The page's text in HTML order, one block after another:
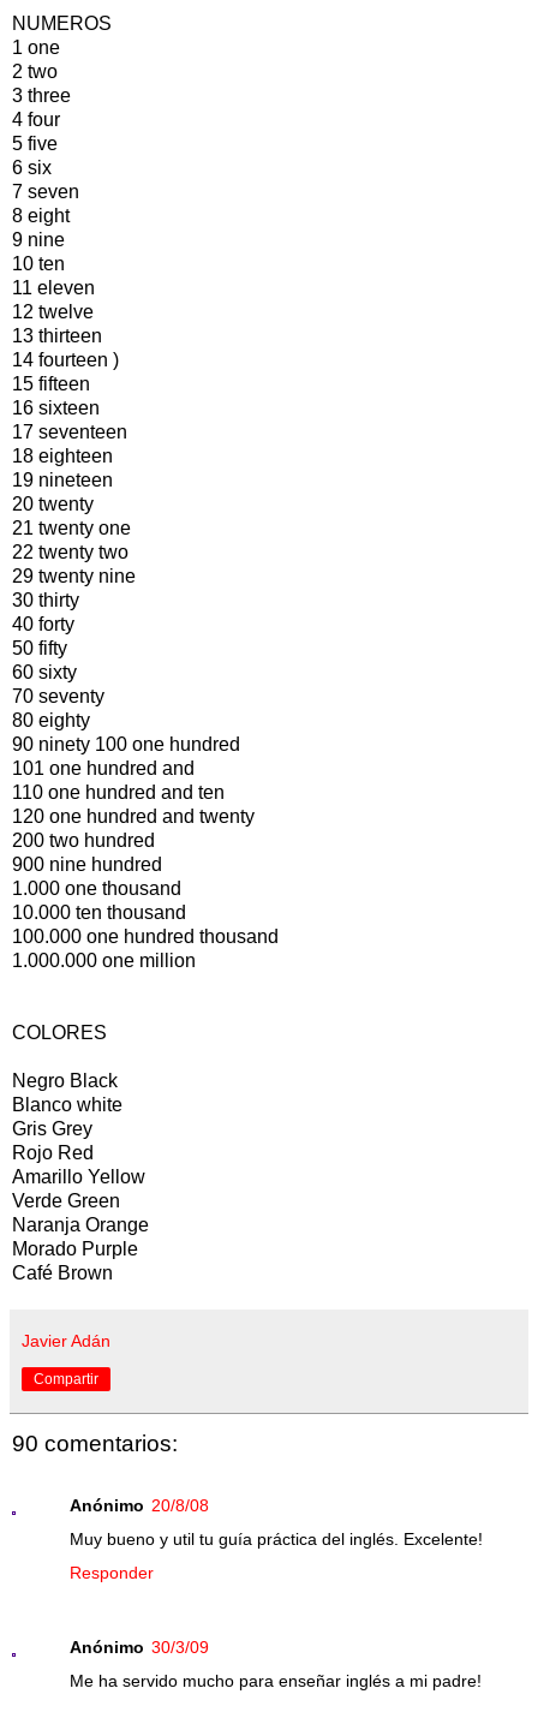
NUMEROS
1 one
2 two
3 three
4 four
5 five
6 six
7 seven
8 eight
9 nine
10 ten
11 eleven
12 twelve
13 thirteen
14 fourteen )
15 fifteen
16 sixteen
17 seventeen
18 eighteen
19 nineteen
20 twenty
21 twenty one
22 twenty two
29 twenty nine
30 thirty
40 forty
50 fifty
60 sixty
70 seventy
80 eighty
90 ninety 100 one hundred
101 one hundred and
110 one hundred and ten
120 one hundred and twenty
200 two hundred
900 nine hundred
1.000 one thousand
10.000 ten thousand
100.000 one hundred thousand
1.000.000 one million
COLORES
Negro Black
Blanco white
Gris Grey
Rojo Red
Amarillo Yellow
Verde Green
Naranja Orange
Morado Purple
Café Brown
Javier Adán
Compartir
90 comentarios:
Anónimo 20/8/08
Muy bueno y util tu guía práctica del inglés. Excelente!
Responder
Anónimo 30/3/09
Me ha servido mucho para enseñar inglés a mi padre!